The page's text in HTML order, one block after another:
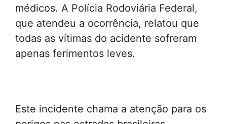
médicos. A Polícia Rodoviária Federal,
que atendeu a ocorrência, relatou que
todas as vítimas do acidente sofreram
apenas ferimentos leves.
Este incidente chama a atenção para os